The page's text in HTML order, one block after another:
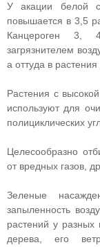
У акации белой
повышается в 3,5
Канцероген 3,
загрязнителем
а оттуда в
Растения с
используют для
полициклических
Целесообразно
от вредных газов,
Зеленые
запыленность
растений у разных
дерева, его